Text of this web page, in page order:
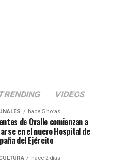
TRENDING VIDEOS
hace 5 horas
de Ovalle comienzan a
en el nuevo Hospital de
del Ejército
hace 2 días